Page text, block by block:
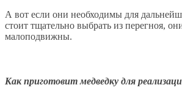
А вот если они необходимы для
стоит тщательно выбрать из перегноя,
малоподвижны.
Как приготовит медведку для